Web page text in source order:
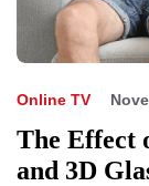
Online TV
The Effect
and 3D